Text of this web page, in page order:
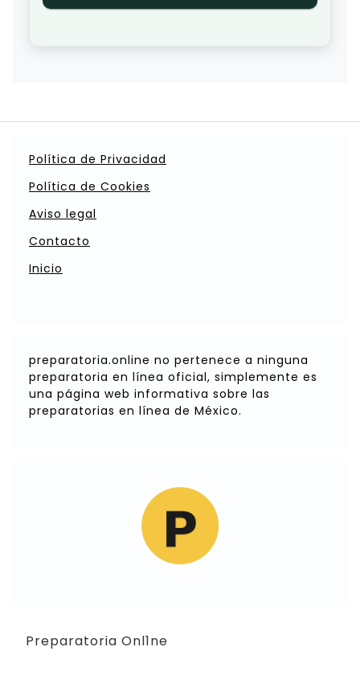
Política de Privacidad
Política de Cookies
Aviso legal
Contacto
Inicio
preparatoria.online no pertenece a ninguna
preparatoria en línea oficial, simplemente es
una página web informativa sobre las
preparatorias en línea de México.
Preparatoria Onl1ne